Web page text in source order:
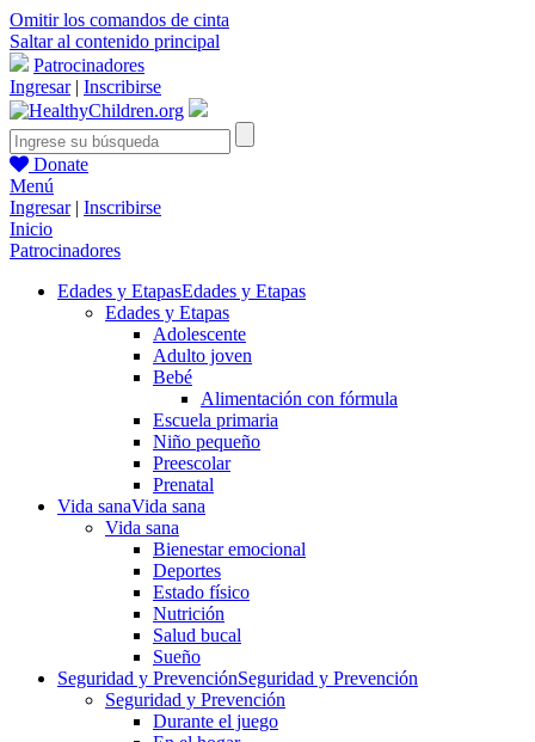
Omitir los comandos de cinta
Saltar al contenido principal
Patrocinadores
Ingresar| Inscribirse
Donate
Menú
Ingresar| Inscribirse
Inicio
Patrocinadores
Edades y EtapasEdades y Etapas
Edades y Etapas
Adolescente
Adulto joven
Bebé
Alimentación con fórmula
Escuela primaria
Niño pequeño
Preescolar
Prenatal
Vida sanaVida sana
Vida sana
Bienestar emocional
Deportes
Estado físico
Nutrición
Salud bucal
Sueño
Seguridad y PrevenciónSeguridad y Prevención
Seguridad y Prevención
Durante el juego